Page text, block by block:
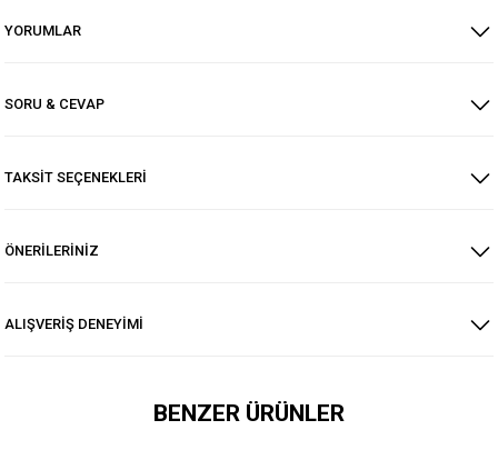
YORUMLAR
SORU & CEVAP
TAKSİT SEÇENEKLERİ
ÖNERİLERİNİZ
ALIŞVERİŞ DENEYİMİ
BENZER ÜRÜNLER